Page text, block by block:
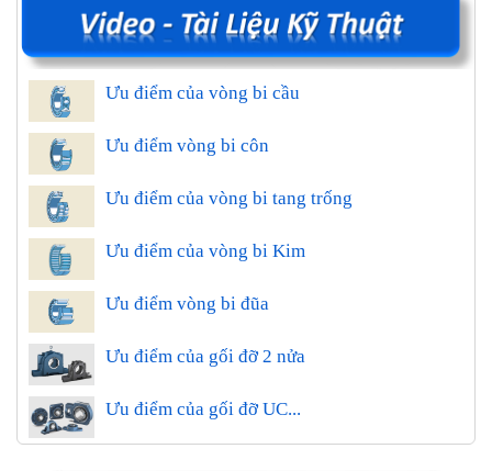
Ưu điểm của vòng bi cầu
Ưu điểm vòng bi côn
Ưu điểm của vòng bi tang trống
Ưu điểm của vòng bi Kim
Ưu điểm vòng bi đũa
Ưu điểm của gối đỡ 2 nửa
Ưu điểm của gối đỡ UC...